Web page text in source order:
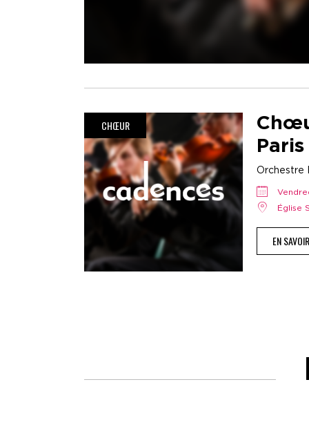
CHŒUR
Paris
Orchestre
Église
EN